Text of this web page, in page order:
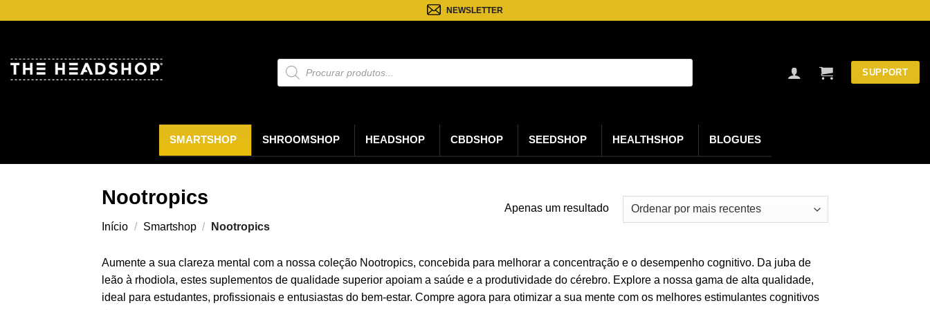
conteúdo
NEWSLETTER
Pesquisa
de
produtos
SUPPORT
SMARTSHOP SHROOMSHOP HEADSHOP CBDSHOP SEEDSHOP HEALTHSHOP BLOGUES
Nootropics
Início / Smartshop / Nootropics
Apenas um resultado
Aumente a sua clareza mental com a nossa coleção Nootropics, concebida para melhorar a concentração e o desempenho cognitivo. Da juba de
leão à rhodiola, estes suplementos de qualidade superior apoiam a saúde e a produtividade do cérebro. Explore a nossa gama de alta qualidade,
ideal para estudantes, profissionais e entusiastas do bem-estar. Compre agora para otimizar a sua mente com os melhores estimulantes cognitivos